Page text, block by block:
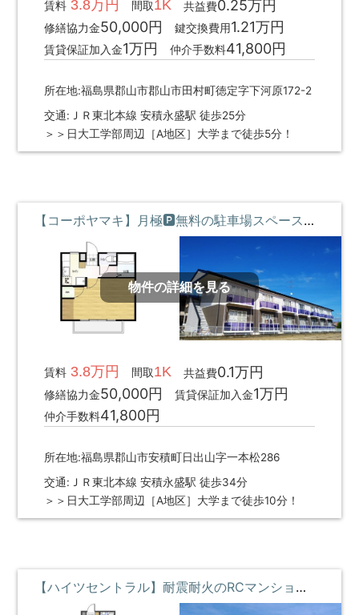
賃料3.8万円 間取1K 共益費0.25万円
修繕協力金50,000円 鍵交換費用1.21万円
賃貸保証加入金1万円 仲介手数料41,800円
所在地:福島県郡山市郡山市田村町徳定字下河原172-2
交通:ＪＲ東北本線 安積永盛駅 徒歩25分
＞＞日大工学部周辺［A地区］大学まで徒歩5分！
【コーポヤマキ】月極🅿無料の駐車場スペース(1台)がもれなく付いてくる学生アパート！**即入居募集中**
物件の詳細を見る
賃料3.8万円 間取1K 共益費0.1万円
修繕協力金50,000円 賃貸保証加入金1万円
仲介手数料41,800円
所在地:福島県郡山市安積町日出山字一本松286
交通:ＪＲ東北本線 安積永盛駅 徒歩34分
＞＞日大工学部周辺［A地区］大学まで徒歩10分！
【ハイツセントラル】耐震耐火のRCマンション・オーナー在住で安心マンション ①階 **即入居募集中**